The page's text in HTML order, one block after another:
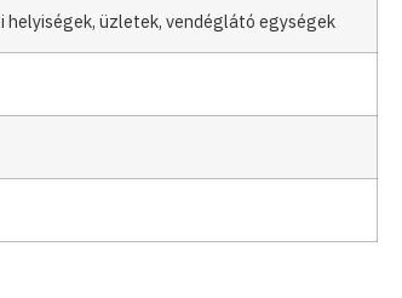
helyiségek, üzletek, vendéglátó egységek